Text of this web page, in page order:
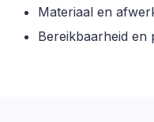
Materiaal en
Bereikbaarheid en